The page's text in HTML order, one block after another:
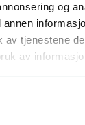
og
av tjenestene
av